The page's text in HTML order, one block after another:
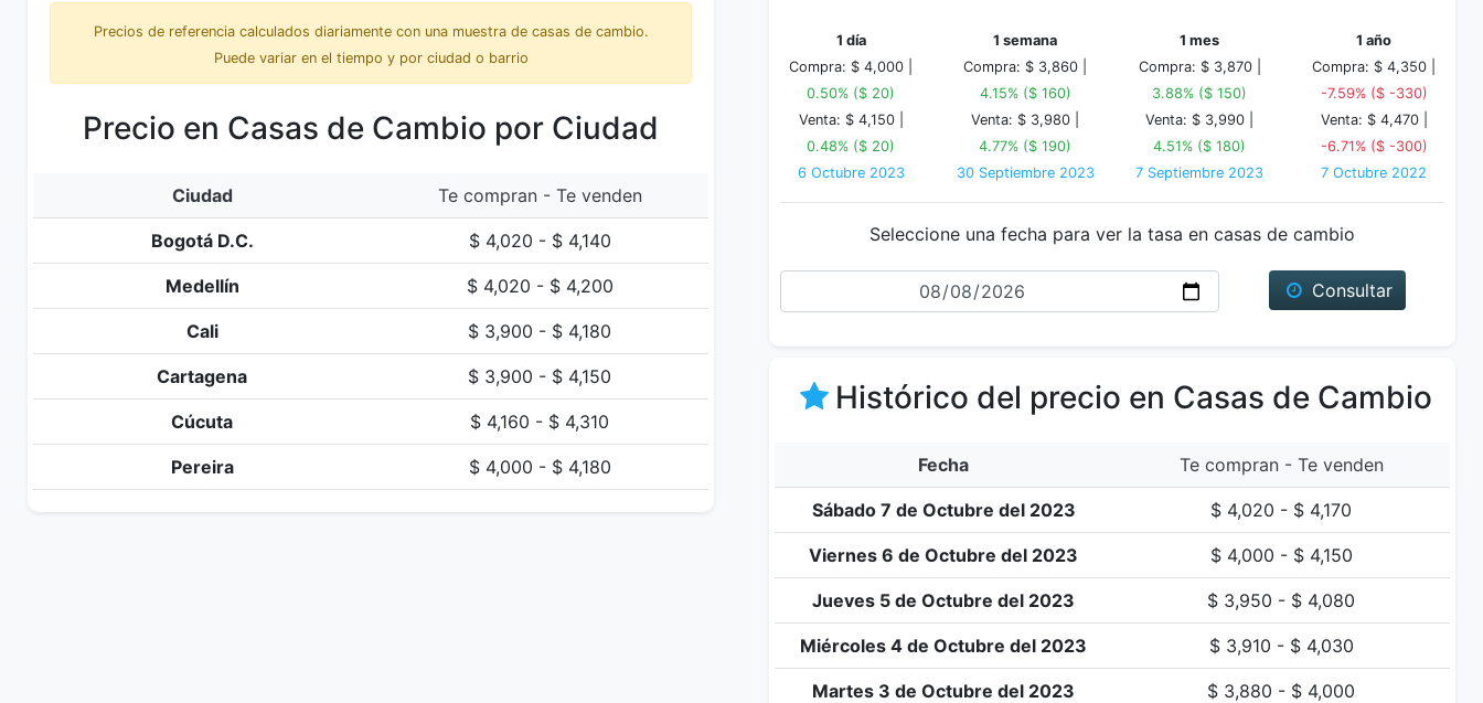
Precios de referencia calculados diariamente con una muestra de casas de cambio.
Puede variar en el tiempo y por ciudad o barrio
Precio en Casas de Cambio por Ciudad
Ciudad Te compran - Te venden
Bogotá D.C. $ 4,020 - $ 4,140
Medellín $ 4,020 - $ 4,200
Cali $ 3,900 - $ 4,180
Cartagena $ 3,900 - $ 4,150
Cúcuta $ 4,160 - $ 4,310
Pereira $ 4,000 - $ 4,180
1 día
Compra: $ 4,000 |
0.50% ($ 20)
Venta: $ 4,150 |
0.48% ($ 20)
6 Octubre 2023
1 semana
Compra: $ 3,860 |
4.15% ($ 160)
Venta: $ 3,980 |
4.77% ($ 190)
30 Septiembre 2023
1 mes
Compra: $ 3,870 |
3.88% ($ 150)
Venta: $ 3,990 |
4.51% ($ 180)
7 Septiembre 2023
1 año
Compra: $ 4,350 |
-7.59% ($ -330)
Venta: $ 4,470 |
-6.71% ($ -300)
7 Octubre 2022
Seleccione una fecha para ver la tasa en casas de cambio
Fecha
Consultar
Histórico del precio en Casas de Cambio
Fecha Te compran - Te venden
Sábado 7 de Octubre del 2023 $ 4,020 - $ 4,170
Viernes 6 de Octubre del 2023 $ 4,000 - $ 4,150
Jueves 5 de Octubre del 2023 $ 3,950 - $ 4,080
Miércoles 4 de Octubre del 2023 $ 3,910 - $ 4,030
Martes 3 de Octubre del 2023 $ 3,880 - $ 4,000